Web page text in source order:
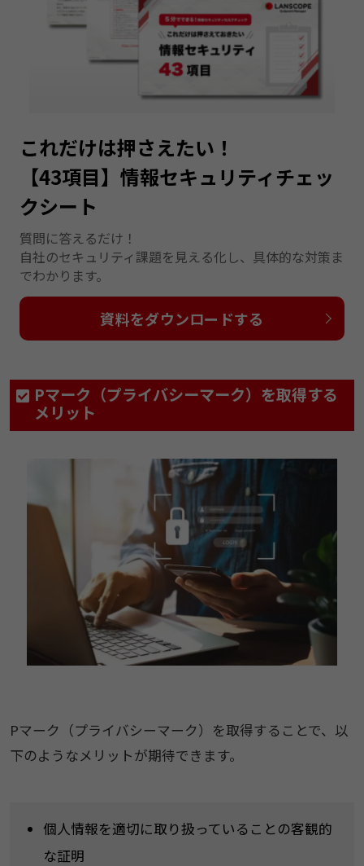
これだけは押さえたい！
【43項目】情報セキュリティチェッ
クシート
質問に答えるだけ！
自社のセキュリティ課題を見える化し、具体的な対策ま
でわかります。
資料をダウンロードする
Pマーク（プライバシーマーク）を取得する
メリット
Pマーク（プライバシーマーク）を取得することで、以
下のようなメリットが期待できます。
個人情報を適切に取り扱っていることの客観的
な証明